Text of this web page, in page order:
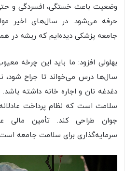
وضعیت باعث خستگی، افسردگی و
حرفه می‌شود. در سال‌های اخیر
جامعه پزشکی دیده‌ایم که ریشه در
بهلولی افزود: ما باید این چرخه‌
سال‌ها درس می‌خواند تا جراح شود،
دغدغه‌ نان و اجاره خانه داشته
سلامت است که نظام پرداخت
جوان طراحی کند. تأمین مالی
سرمایه‌گذاری برای سلامت جامعه